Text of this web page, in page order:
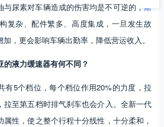
与尿素对车辆造成的伤害均是不可逆的，斯
复杂、配件繁多、高度集成，一旦发生故
，更会影响车辆出勤率，降低营运收入。
液力缓速器有何不同？
有5个档位，每个档位作用20%的力度，拉
拉至第五档时排气刹车也会介入。全新一代
性，使之整个行程十分线性，十分柔和，